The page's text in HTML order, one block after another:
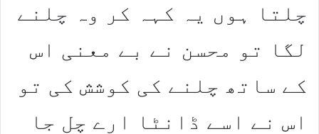
چلتا ہوں یہ کہہ کر وہ چلنے
لگا تو محسن نے بے معنی اس
کے ساتھ چلنے کی کوشش کی تو
اس نے اسے ڈانٹا ارے چل جا